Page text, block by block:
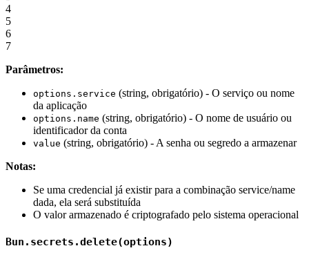
4
5
6
7
Parâmetros:
options.service (string, obrigatório) - O serviço ou nome
da aplicação
options.name (string, obrigatório) - O nome de usuário ou
identificador da conta
value (string, obrigatório) - A senha ou segredo a armazenar
Notas:
Se uma credencial já existir para a combinação service/name
dada, ela será substituída
O valor armazenado é criptografado pelo sistema operacional
Bun.secrets.delete(options)